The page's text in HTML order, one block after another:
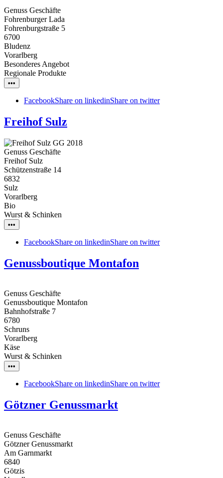
Genuss Geschäfte
Fohrenburger Lada
Fohrenburgstraße 5
6700
Bludenz
Vorarlberg
Besonderes Angebot
Regionale Produkte
•••
FacebookShare on linkedinShare on twitter
Freihof Sulz
Genuss Geschäfte
Freihof Sulz
Schützenstraße 14
6832
Sulz
Vorarlberg
Bio
Wurst & Schinken
•••
FacebookShare on linkedinShare on twitter
Genussboutique Montafon
Genuss Geschäfte
Genussboutique Montafon
Bahnhofstraße 7
6780
Schruns
Vorarlberg
Käse
Wurst & Schinken
•••
FacebookShare on linkedinShare on twitter
Götzner Genussmarkt
Genuss Geschäfte
Götzner Genussmarkt
Am Garnmarkt
6840
Götzis